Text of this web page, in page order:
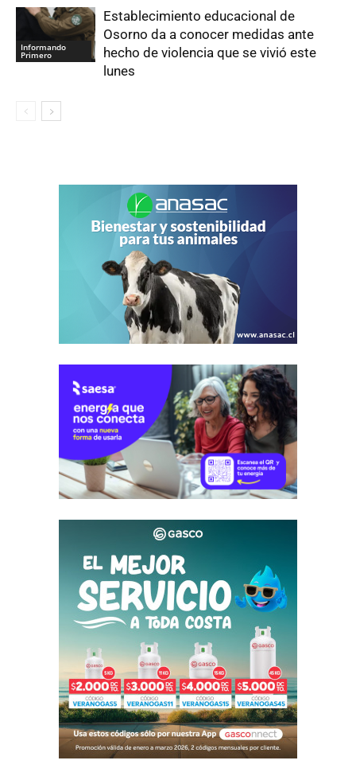
Informando
Primero
Establecimiento educacional de
Osorno da a conocer medidas ante
hecho de violencia que se vivió este
lunes